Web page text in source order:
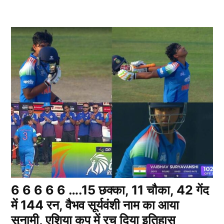
6 6 6 6 6 ….15 छक्का, 11 चौका, 42 गेंद
में 144 रन, वैभव सूर्यवंशी नाम का आया
सुनामी, एशिया कप में रच दिया इतिहास